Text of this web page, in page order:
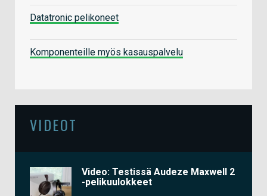
Datatronic pelikoneet
Komponenteille myös kasauspalvelu
VIDEOT
Video: Testissä Audeze Maxwell 2
-pelikuulokkeet